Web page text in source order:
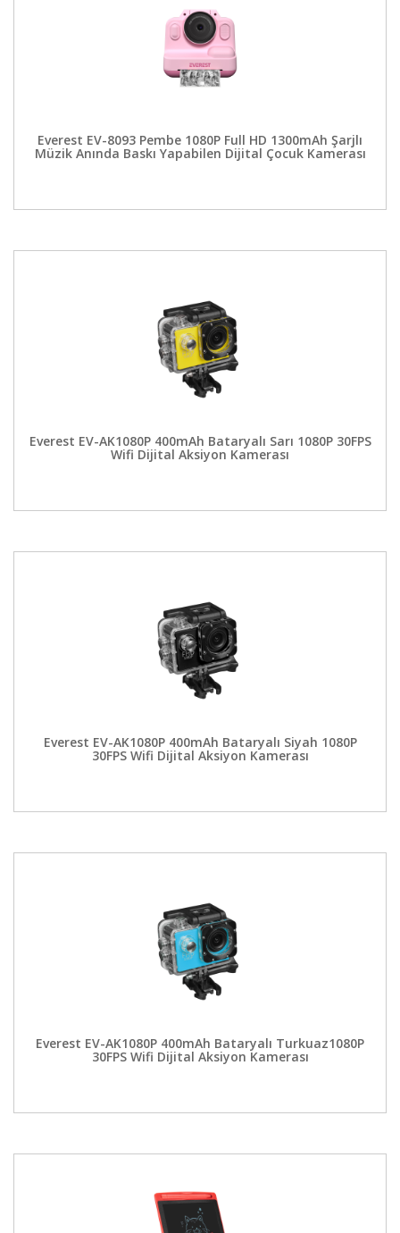
Everest EV-8093 Pembe 1080P Full HD 1300mAh Şarjlı
Müzik Anında Baskı Yapabilen Dijital Çocuk Kamerası
Everest EV-AK1080P 400mAh Bataryalı Sarı 1080P 30FPS
Wifi Dijital Aksiyon Kamerası
Everest EV-AK1080P 400mAh Bataryalı Siyah 1080P
30FPS Wifi Dijital Aksiyon Kamerası
Everest EV-AK1080P 400mAh Bataryalı Turkuaz1080P
30FPS Wifi Dijital Aksiyon Kamerası